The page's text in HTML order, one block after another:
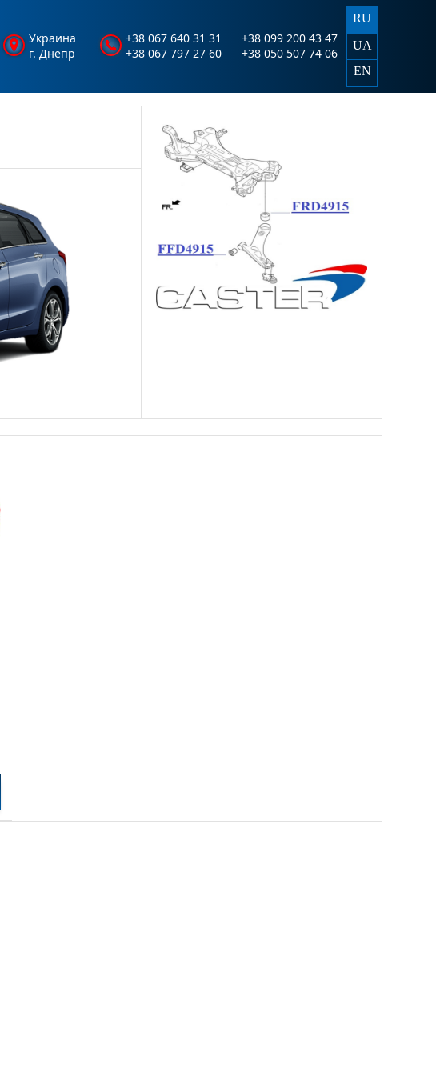
Украина
г. Днепр
+38 067 640 31 31
+38 067 797 27 60
+38 099 200 43 47
+38 050 507 74 06
RU
UA
EN